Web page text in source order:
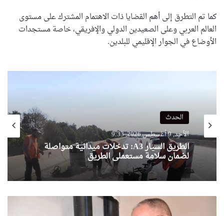
كما تم التطرق إلى أهم القضايا ذات الاهتمام المشترك على مستوى
العالم العربي وعلى الصعيدين الدولي والإفريقي، خاصة مستجدات
الأوضاع في الجوار الإقليمي للبلدين.
الحدث
الأحد, 9 أغسطس 2026, 9:33
الطريق السيار A3: تدخلات ميدانية متواصلة
لضمان سلامة مستعملي الطريق